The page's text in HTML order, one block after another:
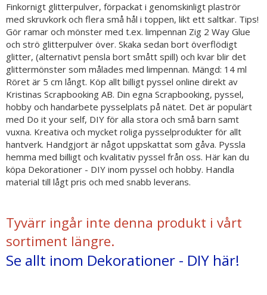
Finkornigt glitterpulver, förpackat i genomskinligt plaströr
med skruvkork och flera små hål i toppen, likt ett saltkar. Tips!
Gör ramar och mönster med t.ex. limpennan Zig 2 Way Glue
och strö glitterpulver över. Skaka sedan bort överflödigt
glitter, (alternativt pensla bort smått spill) och kvar blir det
glittermönster som målades med limpennan. Mängd: 14 ml
Röret är 5 cm långt. Köp allt billigt pyssel online direkt av
Kristinas Scrapbooking AB. Din egna Scrapbooking, pyssel,
hobby och handarbete pysselplats på nätet. Det är populärt
med Do it your self, DIY för alla stora och små barn samt
vuxna. Kreativa och mycket roliga pysselprodukter för allt
hantverk. Handgjort är något uppskattat som gåva. Pyssla
hemma med billigt och kvalitativ pyssel från oss. Här kan du
köpa Dekorationer - DIY inom pyssel och hobby. Handla
material till lågt pris och med snabb leverans.
Tyvärr ingår inte denna produkt i vårt
sortiment längre.
Se allt inom Dekorationer - DIY här!